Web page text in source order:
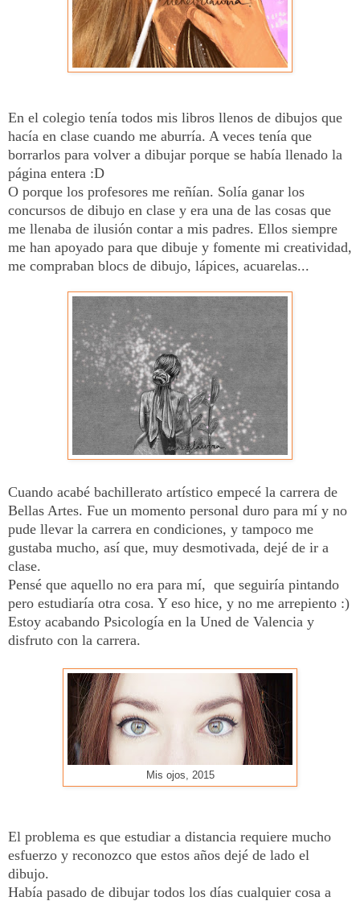
En el colegio tenía todos mis libros llenos de dibujos que
hacía en clase cuando me aburría. A veces tenía que
borrarlos para volver a dibujar porque se había llenado la
página entera :D
O porque los profesores me reñían. Solía ganar los
concursos de dibujo en clase y era una de las cosas que
me llenaba de ilusión contar a mis padres. Ellos siempre
me han apoyado para que dibuje y fomente mi creatividad,
me compraban blocs de dibujo, lápices, acuarelas...
Cuando acabé bachillerato artístico empecé la carrera de
Bellas Artes. Fue un momento personal duro para mí y no
pude llevar la carrera en condiciones, y tampoco me
gustaba mucho, así que, muy desmotivada, dejé de ir a
clase.
Pensé que aquello no era para mí, que seguiría pintando
pero estudiaría otra cosa. Y eso hice, y no me arrepiento :)
Estoy acabando Psicología en la Uned de Valencia y
disfruto con la carrera.
Mis ojos, 2015
El problema es que estudiar a distancia requiere mucho
esfuerzo y reconozco que estos años dejé de lado el
dibujo.
Había pasado de dibujar todos los días cualquier cosa a